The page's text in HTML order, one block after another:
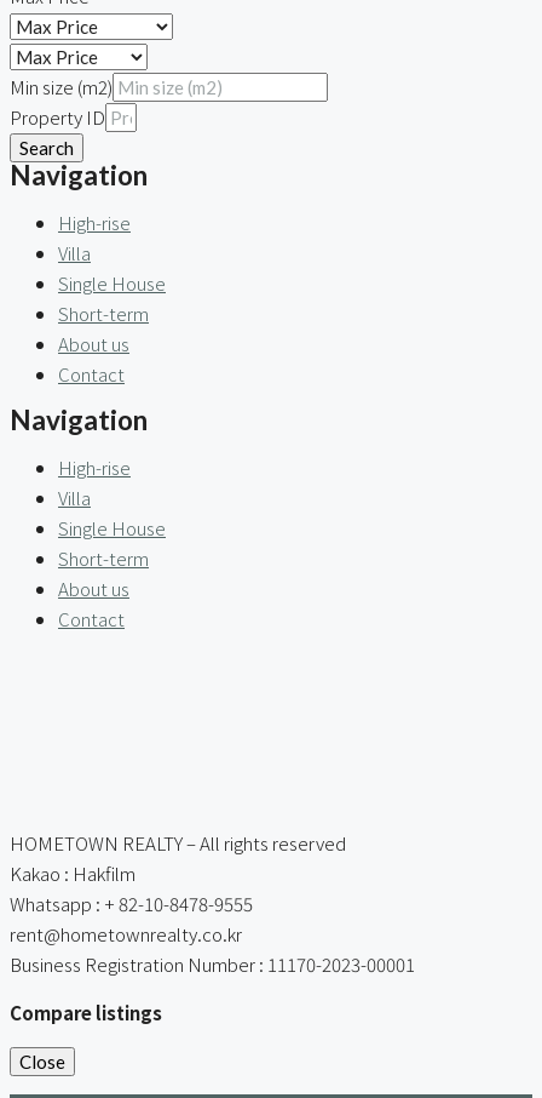
Min size (m2)
Property ID
Search
Navigation
High-rise
Villa
Single House
Short-term
About us
Contact
Navigation
High-rise
Villa
Single House
Short-term
About us
Contact
HOMETOWN REALTY – All rights reserved
Kakao : Hakfilm
Whatsapp : + 82-10-8478-9555
rent@hometownrealty.co.kr
Business Registration Number : 11170-2023-00001
Compare listings
Close